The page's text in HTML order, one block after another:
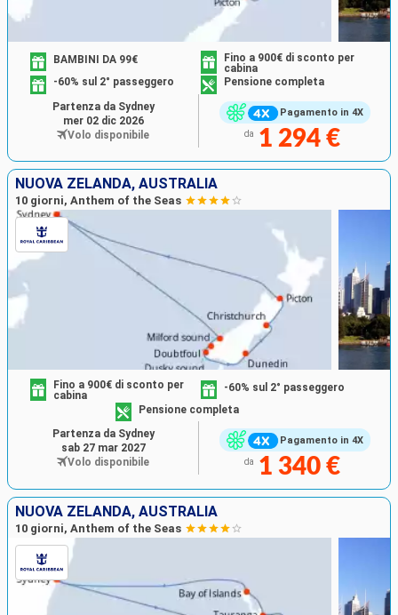
Pagamento in 4X
BAMBINI DA 99€
Fino a 900€ di sconto per
cabina
-60% sul 2° passeggero
Pensione completa
da 1 294 €
Partenza da Sydney
mer 02 dic 2026
Volo disponibile
NUOVA ZELANDA, AUSTRALIA
10 giorni, Anthem of the Seas
Pagamento in 4X
Fino a 900€ di sconto per
cabina
-60% sul 2° passeggero
Pensione completa
da 1 340 €
Partenza da Sydney
sab 27 mar 2027
Volo disponibile
NUOVA ZELANDA, AUSTRALIA
10 giorni, Anthem of the Seas